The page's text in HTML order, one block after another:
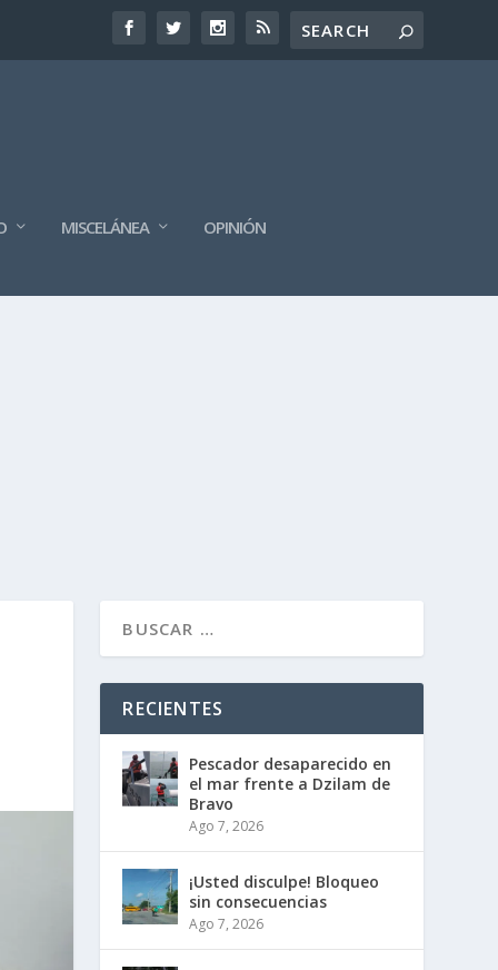
MISCELÁNEA OPINIÓN
RECIENTES
Pescador desaparecido en
el mar frente a Dzilam de
Bravo
Ago 7, 2026
¡Usted disculpe! Bloqueo
sin consecuencias
Ago 7, 2026